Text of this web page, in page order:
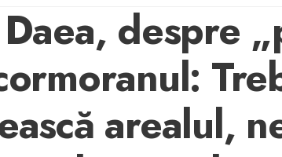
despre
arealul,